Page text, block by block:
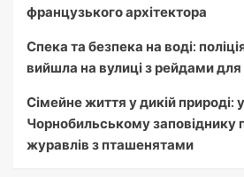
французького архітектора
Спека та безпека на воді:
вийшла на вулиці з рейдами для
Сімейне життя у дикій природі: у
Чорнобильському заповіднику
журавлів з пташенятами